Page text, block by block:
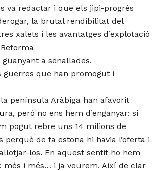
va redactar i que els jipi-progrés
la brutal rendibilitat del
xalets i les avantatges d’explotació
guanyant a senallades.
guerres que han promogut i
península Aràbiga han afavorit
però no ens hem d’enganyar: si
pogut rebre uns 14 milions de
perquè de fa estona hi havia l’oferta i
los. En aquest sentit ho hem
i més… i ja veurem. Així de clar